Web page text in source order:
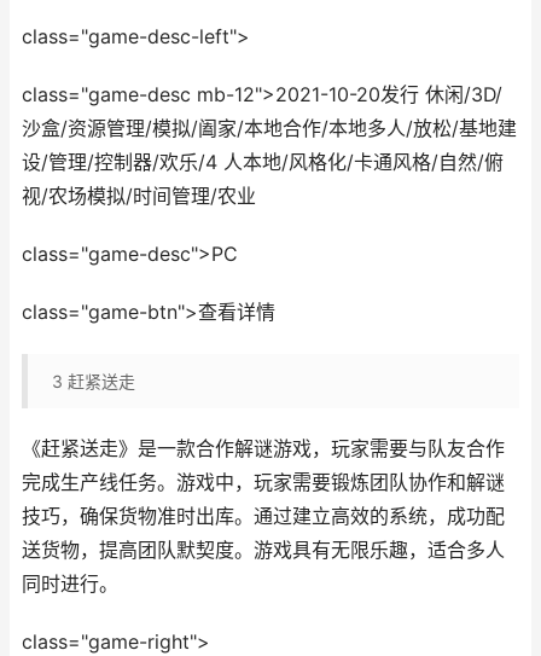
class="game-desc-left">
class="game-desc mb-12">2021-10-20发行 休闲/3D/
沙盒/资源管理/模拟/阖家/本地合作/本地多人/放松/基地建
设/管理/控制器/欢乐/4 人本地/风格化/卡通风格/自然/俯
视/农场模拟/时间管理/农业
class="game-desc">PC
class="game-btn">查看详情
3 赶紧送走
《赶紧送走》是一款合作解谜游戏，玩家需要与队友合作
完成生产线任务。游戏中，玩家需要锻炼团队协作和解谜
技巧，确保货物准时出库。通过建立高效的系统，成功配
送货物，提高团队默契度。游戏具有无限乐趣，适合多人
同时进行。
class="game-right">